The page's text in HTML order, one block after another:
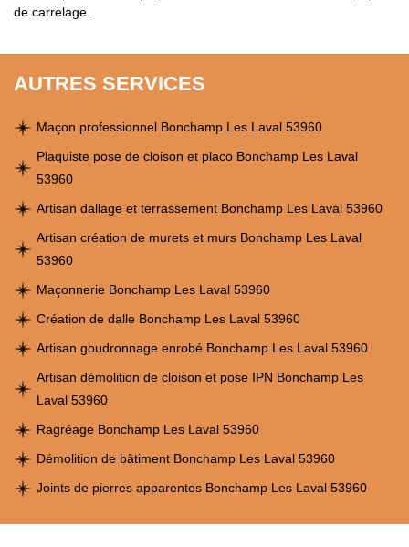
de carrelage.
AUTRES SERVICES
Maçon professionnel Bonchamp Les Laval 53960
Plaquiste pose de cloison et placo Bonchamp Les Laval
53960
Artisan dallage et terrassement Bonchamp Les Laval 53960
Artisan création de murets et murs Bonchamp Les Laval
53960
Maçonnerie Bonchamp Les Laval 53960
Création de dalle Bonchamp Les Laval 53960
Artisan goudronnage enrobé Bonchamp Les Laval 53960
Artisan démolition de cloison et pose IPN Bonchamp Les
Laval 53960
Ragréage Bonchamp Les Laval 53960
Démolition de bâtiment Bonchamp Les Laval 53960
Joints de pierres apparentes Bonchamp Les Laval 53960